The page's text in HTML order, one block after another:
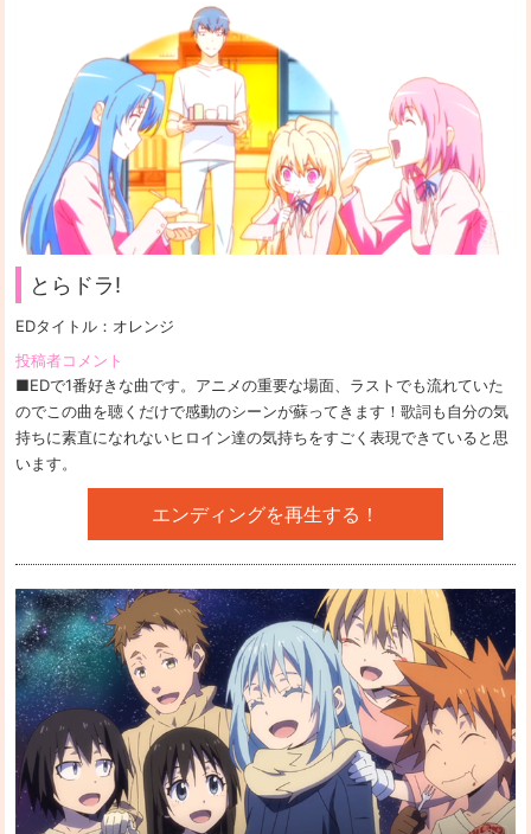
とらドラ!
EDタイトル： オレンジ
投稿者コメント
■EDで1番好きな曲です。アニメの重要な場面、ラストでも流れていた
のでこの曲を聴くだけで感動のシーンが蘇ってきます！歌詞も自分の気
持ちに素直になれないヒロイン達の気持ちをすごく表現できていると思
います。
エンディングを再生する！